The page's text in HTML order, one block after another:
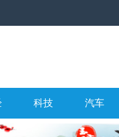
科技 汽车